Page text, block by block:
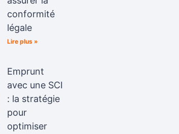
conformité
légale
Lire plus »
Emprunt
avec une SCI
: la stratégie
pour
optimiser